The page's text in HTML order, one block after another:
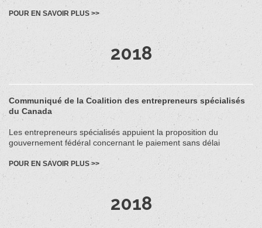
POUR EN SAVOIR PLUS >>
2018
Communiqué de la Coalition des entrepreneurs spécialisés
du Canada
Les entrepreneurs spécialisés appuient la proposition du
gouvernement fédéral concernant le paiement sans délai
POUR EN SAVOIR PLUS >>
2018